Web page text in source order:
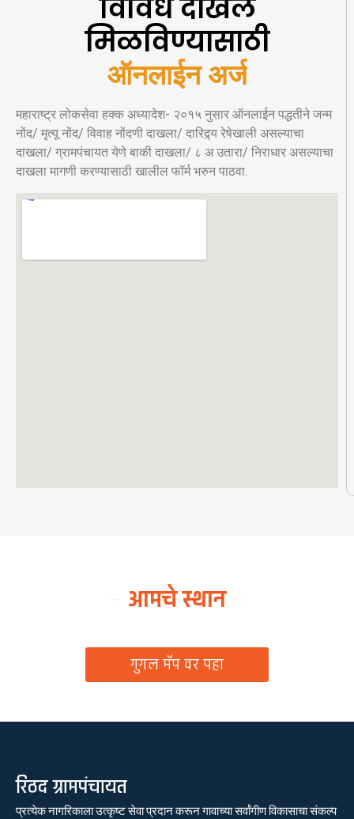
विविध दाखले
मिळविण्यासाठी
ऑनलाईन अर्ज
महाराष्ट्र लोकसेवा हक्क अध्यादेश- २०१५ नुसार ऑनलाईन पद्धतीने जन्म
नोंद/ मृत्यू नोंद/ विवाह नोंदणी दाखला/ दारिद्र्य रेषेखाली असल्याचा
दाखला/ ग्रामपंचायत येणे बाकी दाखला/ ८ अ उतारा/ निराधार असल्याचा
दाखला मागणी करण्यासाठी खालील फॉर्म भरुन पाठवा.
आमचे स्थान
गुगल मॅप वर पहा
रिठद ग्रामपंचायत
प्रत्येक नागरिकाला उत्कृष्ट सेवा प्रदान करून गावाच्या सर्वांगीण विकासाचा संकल्प